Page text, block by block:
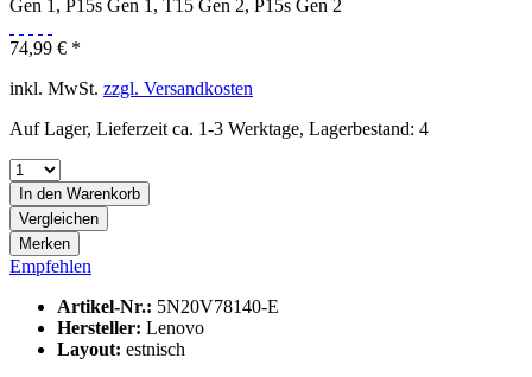
74,99 € *
inkl. MwSt. zzgl. Versandkosten
Auf Lager, Lieferzeit ca. 1-3 Werktage, Lagerbestand: 4
In den Warenkorb
Vergleichen
Merken
Empfehlen
Artikel-Nr.: 5N20V78140-E
Hersteller: Lenovo
Layout: estnisch